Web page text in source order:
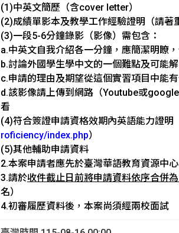
(1)中英文簡歷（含cover letter）
(2)成績單影本及教學工作經驗證明（請著
(3)一段5-6分鐘錄影（影像）需包含：
a.中英文自我介紹各一分鐘，應簡潔明瞭
b.討論外國學生學中文的一個難點及可能解
c.申請的理由及期望從這個實習項目中能有
d.該影像請上傳到網路（Youtube或
看
(4)符合簽證申請資格效期內英語能力證明
roficiency/index.php）
(5)其他輔助申請資料
2.本案申請者應先於臺灣華語教育資源中
3.請於收件截止日前將申請資料依序合併
名）
4.初審履歷資料後，本案尚須經兩校面試